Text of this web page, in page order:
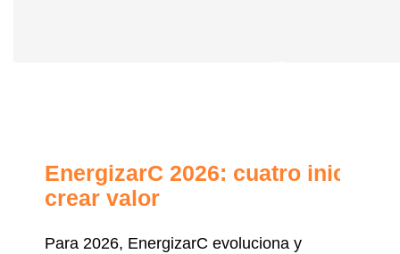
EnergizarC 2026: cuatro
crear valor
Para 2026, EnergizarC evoluciona y